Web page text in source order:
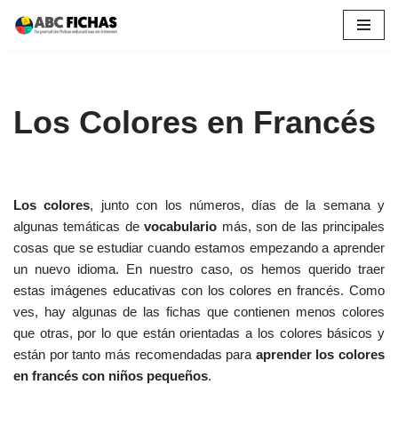
Los Colores en Francés
Los colores, junto con los números, días de la semana y
algunas temáticas devocabulario más, son de las principales
cosas que se estudiar cuando estamos empezando a aprender
un nuevo idioma. En nuestro caso, os hemos querido traer
estas imágenes educativas con los colores en francés. Como
ves, hay algunas de las fichas que contienen menos colores
que otras, por lo que están orientadas a los colores básicos y
están por tanto más recomendadas para aprender los colores
en francés con niños pequeños.